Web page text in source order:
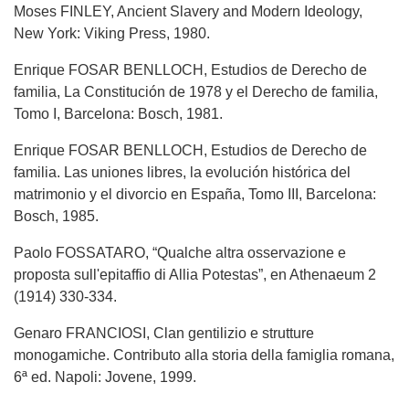
Moses FINLEY, Ancient Slavery and Modern Ideology,
New York: Viking Press, 1980.
Enrique FOSAR BENLLOCH, Estudios de Derecho de
familia, La Constitución de 1978 y el Derecho de familia,
Tomo I, Barcelona: Bosch, 1981.
Enrique FOSAR BENLLOCH, Estudios de Derecho de
familia. Las uniones libres, la evolución histórica del
matrimonio y el divorcio en España, Tomo III, Barcelona:
Bosch, 1985.
Paolo FOSSATARO, “Qualche altra osservazione e
proposta sull'epitaffio di Allia Potestas”, en Athenaeum 2
(1914) 330-334.
Genaro FRANCIOSI, Clan gentilizio e strutture
monogamiche. Contributo alla storia della famiglia romana,
6ª ed. Napoli: Jovene, 1999.